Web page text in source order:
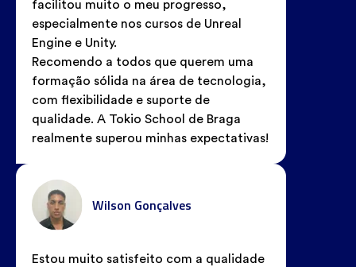
facilitou muito o meu progresso,
especialmente nos cursos de Unreal
Engine e Unity.
Recomendo a todos que querem uma
formação sólida na área de tecnologia,
com flexibilidade e suporte de
qualidade. A Tokio School de Braga
realmente superou minhas expectativas!
Wilson Gonçalves
Estou muito satisfeito com a qualidade